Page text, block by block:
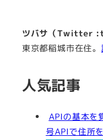
ツバサ（Twitter
東京都稲城市在住。
人気記事
APIの基本
号APIで住所